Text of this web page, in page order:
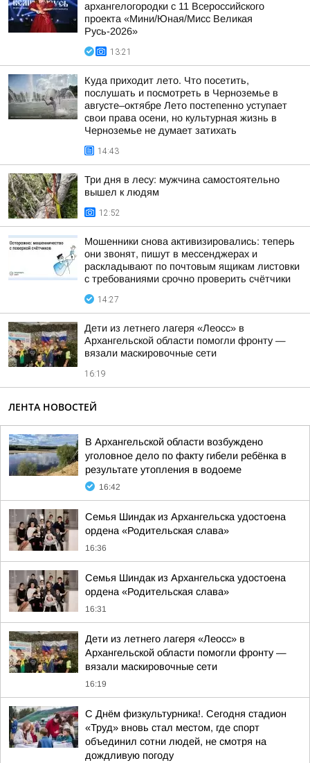
архангелогородки с 11 Всероссийского
проекта «Мини/Юная/Мисс Великая
Русь-2026»
13:21
Куда приходит лето. Что посетить,
послушать и посмотреть в Черноземье в
августе–октябре Лето постепенно уступает
свои права осени, но культурная жизнь в
Черноземье не думает затихать
14:43
Три дня в лесу: мужчина самостоятельно
вышел к людям
12:52
Мошенники снова активизировались: теперь
они звонят, пишут в мессенджерах и
раскладывают по почтовым ящикам листовки
с требованиями срочно проверить счётчики
14:27
Дети из летнего лагеря «Леосс» в
Архангельской области помогли фронту —
вязали маскировочные сети
16:19
ЛЕНТА НОВОСТЕЙ
В Архангельской области возбуждено
уголовное дело по факту гибели ребёнка в
результате утопления в водоеме
16:42
Семья Шиндак из Архангельска удостоена
ордена «Родительская слава»
16:36
Семья Шиндак из Архангельска удостоена
ордена «Родительская слава»
16:31
Дети из летнего лагеря «Леосс» в
Архангельской области помогли фронту —
вязали маскировочные сети
16:19
С Днём физкультурника!. Сегодня стадион
«Труд» вновь стал местом, где спорт
объединил сотни людей, не смотря на
дождливую погоду